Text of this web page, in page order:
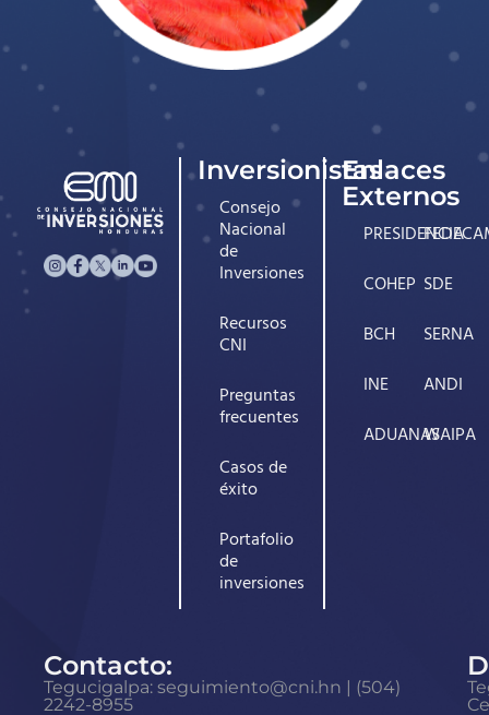
Inversionistas
Consejo
Nacional
de
Inversiones
Recursos
CNI
Preguntas
frecuentes
Casos de
éxito
Portafolio
de
inversiones
Enlaces
Externos
PRESIDENCIA
COHEP
BCH
INE
ADUANAS
SDE
SERNA
ANDI
WAIPA
Contacto:
Tegucigalpa: seguimiento@cni.hn | (504)
2242-8955